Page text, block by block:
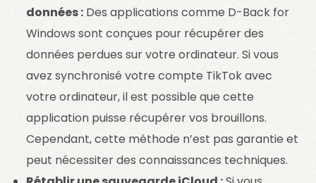
données : Des applications comme D-Back for
Windows sont conçues pour récupérer des
données perdues sur votre ordinateur. Si vous
avez synchronisé votre compte TikTok avec
votre ordinateur, il est possible que cette
application puisse récupérer vos brouillons.
Cependant, cette méthode n’est pas garantie et
peut nécessiter des connaissances techniques.